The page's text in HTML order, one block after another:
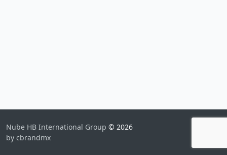
Nube HB International Group © 2026
by cbrandmx